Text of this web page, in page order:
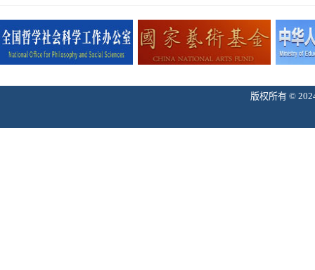
版权所有 ©